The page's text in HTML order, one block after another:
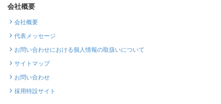
会社概要
会社概要
代表メッセージ
お問い合わせにおける個人情報の取扱いについて
サイトマップ
お問い合わせ
採用特設サイト